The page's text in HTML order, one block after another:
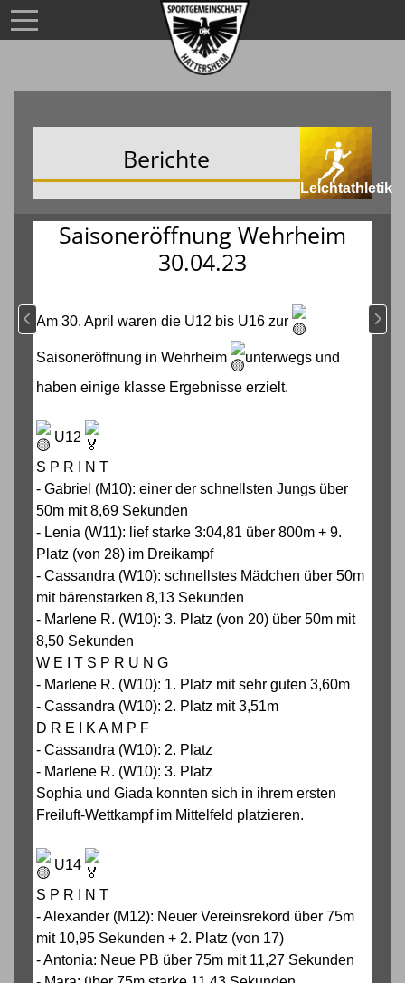
Berichte
Leichtathletik
Saisoneröffnung Wehrheim
30.04.23
Vorheriger Beitrag: Kreismeisterschaft U16 bis Senioren 6.+7.5.23
Am 30. April waren die U12 bis U16 zur
Saisoneröffnung in Wehrheim
unterwegs und
haben einige klasse Ergebnisse erzielt.
U12
S P R I N T
- Gabriel (M10): einer der schnellsten Jungs über
50m mit 8,69 Sekunden
- Lenia (W11): lief starke 3:04,81 über 800m + 9.
Platz (von 28) im Dreikampf
- Cassandra (W10): schnellstes Mädchen über 50m
mit bärenstarken 8,13 Sekunden
- Marlene R. (W10): 3. Platz (von 20) über 50m mit
8,50 Sekunden
W E I T S P R U N G
- Marlene R. (W10): 1. Platz mit sehr guten 3,60m
- Cassandra (W10): 2. Platz mit 3,51m
D R E I K A M P F
- Cassandra (W10): 2. Platz
- Marlene R. (W10): 3. Platz
Sophia und Giada konnten sich in ihrem ersten
Freiluft-Wettkampf im Mittelfeld platzieren.
U14
S P R I N T
- Alexander (M12): Neuer Vereinsrekord über 75m
mit 10,95 Sekunden + 2. Platz (von 17)
- Antonia: Neue PB über 75m mit 11,27 Sekunden